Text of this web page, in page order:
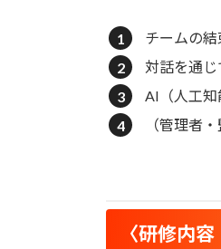
チームの
対話を通じ
AI（人工知
（管理者
〈研修内容